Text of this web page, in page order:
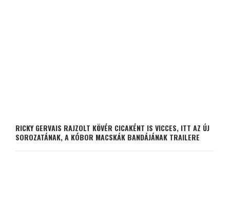
RICKY GERVAIS RAJZOLT KÖVÉR CICAKÉNT IS VICCES, ITT AZ ÚJ
SOROZATÁNAK, A KÓBOR MACSKÁK BANDÁJÁNAK TRAILERE